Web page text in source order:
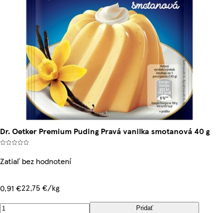
Dr. Oetker Premium Puding Pravá vanilka smotanová 40 g
Zatiaľ bez hodnotení
0,91 €22,75 €/kg
Pridať